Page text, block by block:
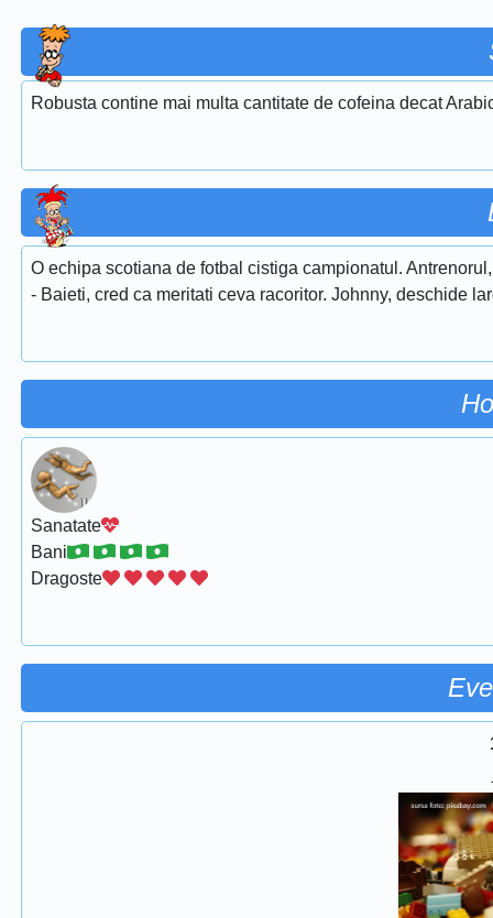
Robusta contine mai multa cantitate de cofeina decat
O echipa scotiana de fotbal cistiga campionatul.
- Baieti, cred ca meritati ceva racoritor. Johnny, deschide
Sanatate
Bani
Dragoste